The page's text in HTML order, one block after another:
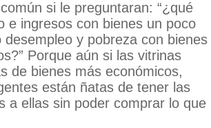
si le preguntaran: “¿qué
e ingresos con bienes un poco
desempleo y pobreza con bienes
Porque aún si las vitrinas
de bienes más económicos,
están ñatas de tener las
a ellas sin poder comprar lo que